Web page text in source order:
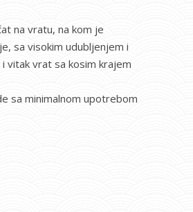
na vratu, na kom je
sa visokim udubljenjem i
vitak vrat sa kosim krajem
sa minimalnom upotrebom